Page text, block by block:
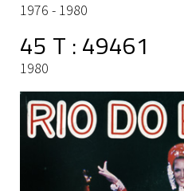
1976 - 1980
45 T : 49461
1980